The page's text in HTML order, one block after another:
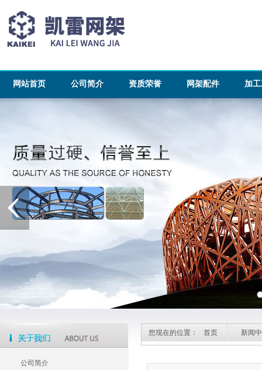
网站首页 公司简介 资质荣誉 网架配件 加
公司简介
您现在的位置： 首页 新闻